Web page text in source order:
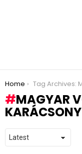
You are here:
Home Tag Archives: Magyar Vöröskereszt
MAGYAR
KARÁCSONY